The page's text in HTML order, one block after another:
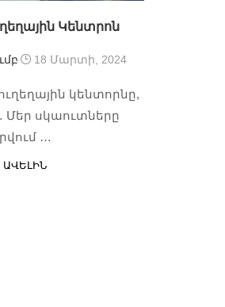
Կենտրոն
18 Մարտի, 2024
կենտորնը,
Մեր սկաուտները
…
ԱՎԵԼԻՆ